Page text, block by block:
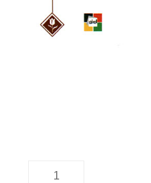
كمية صباح